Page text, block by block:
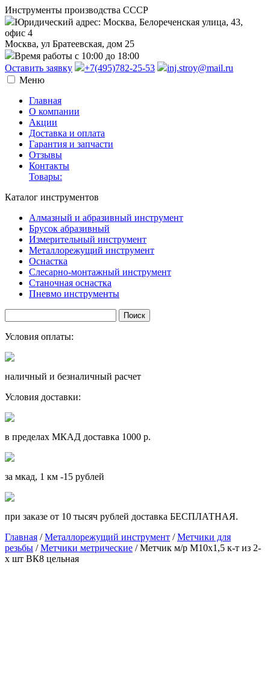
Инструменты производства СССР
Юридический адрес: Москва, Белореченская улица, 43,
офис 4
Москва, ул Братеевская, дом 25
Время работы с 10:00 до 18:00
Оставить заявку
+7(495)782-25-53
inj.stroy@mail.ru
Меню
Главная
О компании
Акции
Доставка и оплата
Гарантия и запчасти
Отзывы
Контакты
Товары:
Каталог инструментов
Алмазный и абразивный инструмент
Брусок абразивный
Измерительный инструмент
Металлорежущий инструмент
Оснастка
Слесарно-монтажный инструмент
Станочная оснастка
Пневмо инструменты
Условия оплаты:
наличный и безналичный расчет
Условия доставки:
в пределах МКАД доставка 1000 р.
за мкад, 1 км -15 рублей
при заказе от 10 тысяч рублей доставка БЕСПЛАТНАЯ.
Главная /Металлорежущий инструмент /Метчики для
резьбы /Метчики метрические / Метчик м/р М10х1,5 к-т из 2-
х шт ВК8 цельная